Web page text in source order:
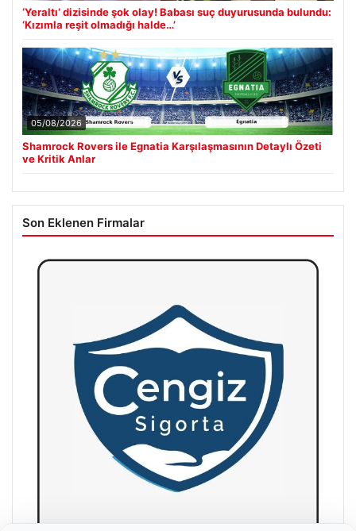
‘Yeraltı’ dizisinde şok olay! Babası suç duyurusunda bulundu:
‘Kızımla reşit olmadığı halde…’
05/08/2026
Shamrock Rovers ile Egnatia Karşılaşmasının Detaylı Özeti
ve Kritik Anlar
Son Eklenen Firmalar